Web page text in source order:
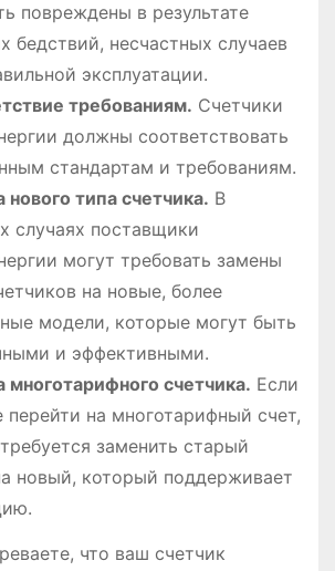
повреждены в результате
бедствий, несчастных случаев
эксплуатации.
требованиям. Счетчики
должны соответствовать
стандартам и требованиям.
нового типа счетчика. В
случаях поставщики
могут требовать замены
на новые, более
модели, которые могут быть
и эффективными.
многотарифного счетчика. Если
перейти на многотарифный счет,
заменить старый
новый, который поддерживает
что ваш счетчик